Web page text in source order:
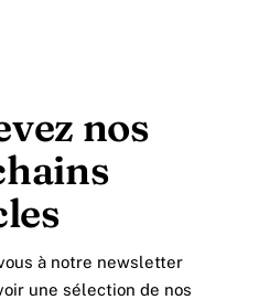
nos
à notre newsletter
une sélection de nos